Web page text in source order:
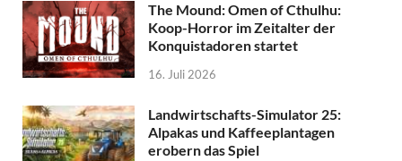
The Mound: Omen of Cthulhu:
Koop-Horror im Zeitalter der
Konquistadoren startet
16. Juli 2026
Landwirtschafts-Simulator 25:
Alpakas und Kaffeeplantagen
erobern das Spiel